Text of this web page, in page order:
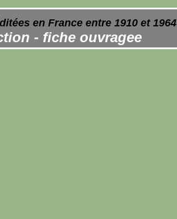
en France entre 1910 et 1964
- fiche ouvragee